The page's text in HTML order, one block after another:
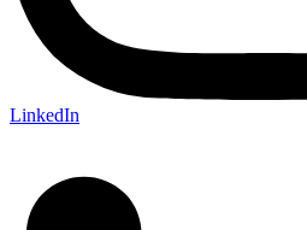
LinkedIn